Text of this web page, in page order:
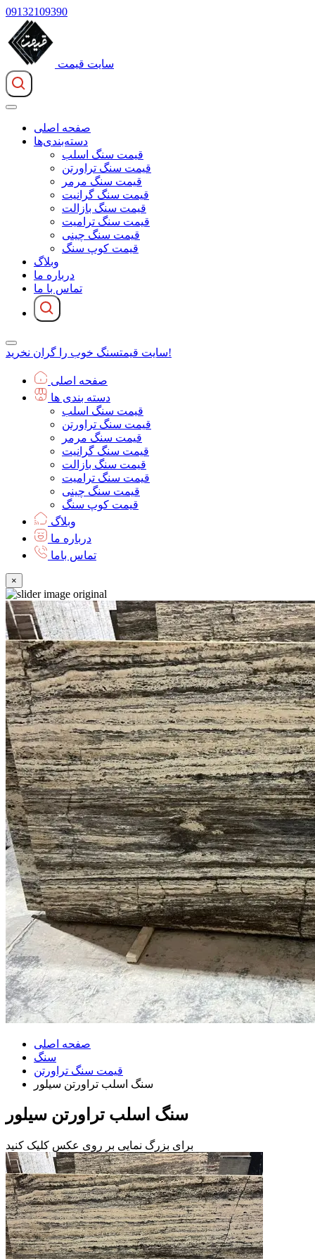
09132109390
سایت قیمت
صفحه اصلی
دسته‌بندی‌ها
قیمت سنگ اسلب
قیمت سنگ تراورتن
قیمت سنگ مرمر
قیمت سنگ گرانیت
قیمت سنگ بازالت
قیمت سنگ ترامیت
قیمت سنگ چینی
قیمت کوپ سنگ
وبلاگ
درباره ما
تماس با ما
سایت قیمتسنگ خوب را گران نخرید!
صفحه اصلی
دسته بندی ها
قیمت سنگ اسلب
قیمت سنگ تراورتن
قیمت سنگ مرمر
قیمت سنگ گرانیت
قیمت سنگ بازالت
قیمت سنگ ترامیت
قیمت سنگ چینی
قیمت کوپ سنگ
وبلاگ
درباره ما
تماس باما
×
صفحه اصلی
سنگ
قیمت سنگ تراورتن
سنگ اسلب تراورتن سیلور
سنگ اسلب تراورتن سیلور
برای بزرگ نمایی بر روی عکس کلیک کنید